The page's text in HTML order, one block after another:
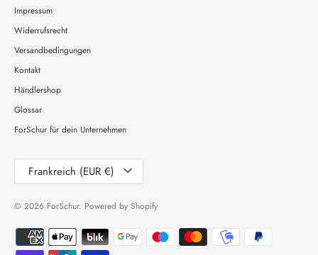
Impressum
Widerrufsrecht
Versandbedingungen
Kontakt
Händlershop
Glossar
ForSchur für dein Unternehmen
WährungFrankreich (EUR €)
© 2026 ForSchur. Powered by Shopify